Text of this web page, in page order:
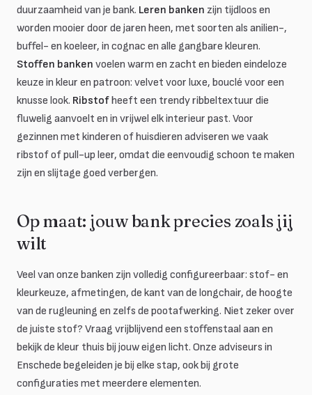
duurzaamheid van je bank. Leren banken zijn tijdloos en
worden mooier door de jaren heen, met soorten als anilien-,
buffel- en koeleer, in cognac en alle gangbare kleuren.
Stoffen banken voelen warm en zacht en bieden eindeloze
keuze in kleur en patroon: velvet voor luxe, bouclé voor een
knusse look. Ribstofheeft een trendy ribbeltextuur die
fluwelig aanvoelt en in vrijwel elk interieur past. Voor
gezinnen met kinderen of huisdieren adviseren we vaak
ribstof of pull-up leer, omdat die eenvoudig schoon te maken
zijn en slijtage goed verbergen.
Op maat: jouw bank precies zoals jij
wilt
Veel van onze banken zijn volledig configureerbaar: stof- en
kleurkeuze, afmetingen, de kant van de longchair, de hoogte
van de rugleuning en zelfs de pootafwerking. Niet zeker over
de juiste stof? Vraag vrijblijvend een stoffenstaal aan en
bekijk de kleur thuis bij jouw eigen licht. Onze adviseurs in
Enschede begeleiden je bij elke stap, ook bij grote
configuraties met meerdere elementen.